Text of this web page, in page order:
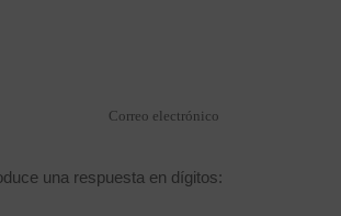
una respuesta en dígitos: